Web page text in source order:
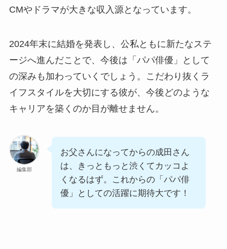
CMやドラマが大きな収入源となっています。
2024年末に結婚を発表し、公私ともに新たなステ
ージへ進んだことで、今後は「パパ俳優」として
の深みも加わっていくでしょう。こだわり抜くラ
イフスタイルを大切にする彼が、今後どのような
キャリアを築くのか目が離せません。
編集部
お父さんになってからの成田さん
は、きっともっと渋くてカッコよ
くなるはず。これからの「パパ俳
優」としての活躍に期待大です！